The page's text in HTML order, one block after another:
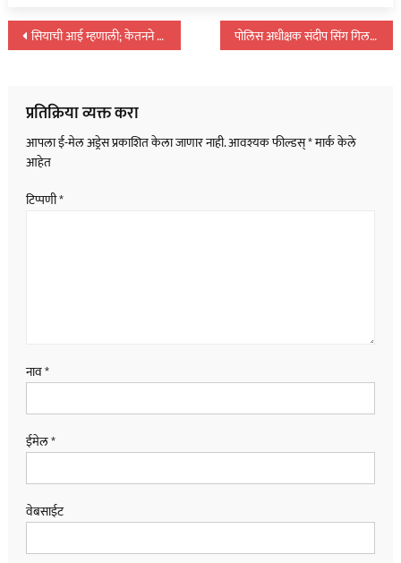
पोस्टचे
सियाची आई म्हणाली; केतनने मुलापेक्षाही जास्त प्रेम दिलं; दोघांनाही ढकलून द्या… पोलिस अधीक्षक संदीप सिंग गिल रात्रीच्या अंधारात पोहचले लोहगडावर अन्…
प्रतिक्रिया व्यक्त करा
आपला ई-मेल अड्रेस प्रकाशित केला जाणार नाही.आवश्यक फील्डस्*मार्क केले
आहेत
टिप्पणी*
नाव*
ईमेल*
वेबसाईट